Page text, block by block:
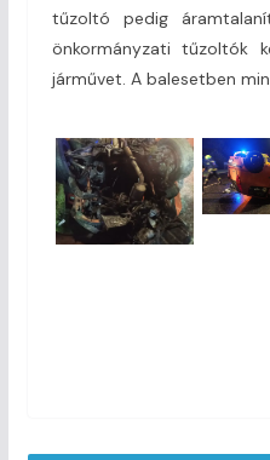
tűzoltó pedig
önkormányzati tűzoltók
járművet. A balesetben